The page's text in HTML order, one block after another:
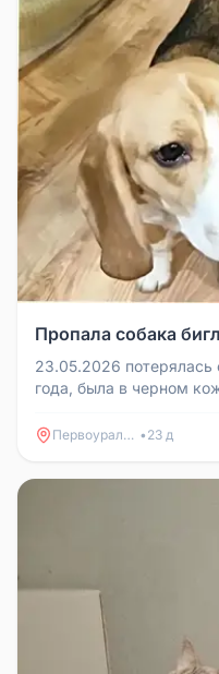
Пропала собака
23.05.2026 потерялась
года, была в черном
Первоуральск • 23 д